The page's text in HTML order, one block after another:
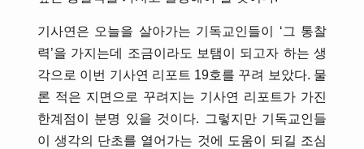
기사연은 오늘을 살아가는 기독교인들이 ‘그 통찰
력’을 가지는데 조금이라도 보탬이 되고자 하는 생
각으로 이번 기사연 리포트 19호를 꾸려 보았다. 물
론 적은 지면으로 꾸려지는 기사연 리포트가 가진
한계점이 분명 있을 것이다. 그렇지만 기독교인들
이 생각의 단초를 열어가는 것에 도움이 되길 조심